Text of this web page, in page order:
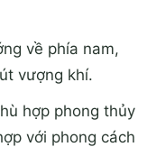
về phía nam,
vượng khí.
hợp phong thủy
với phong cách